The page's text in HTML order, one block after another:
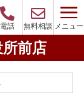
電話 無料相談 メニュー
前店